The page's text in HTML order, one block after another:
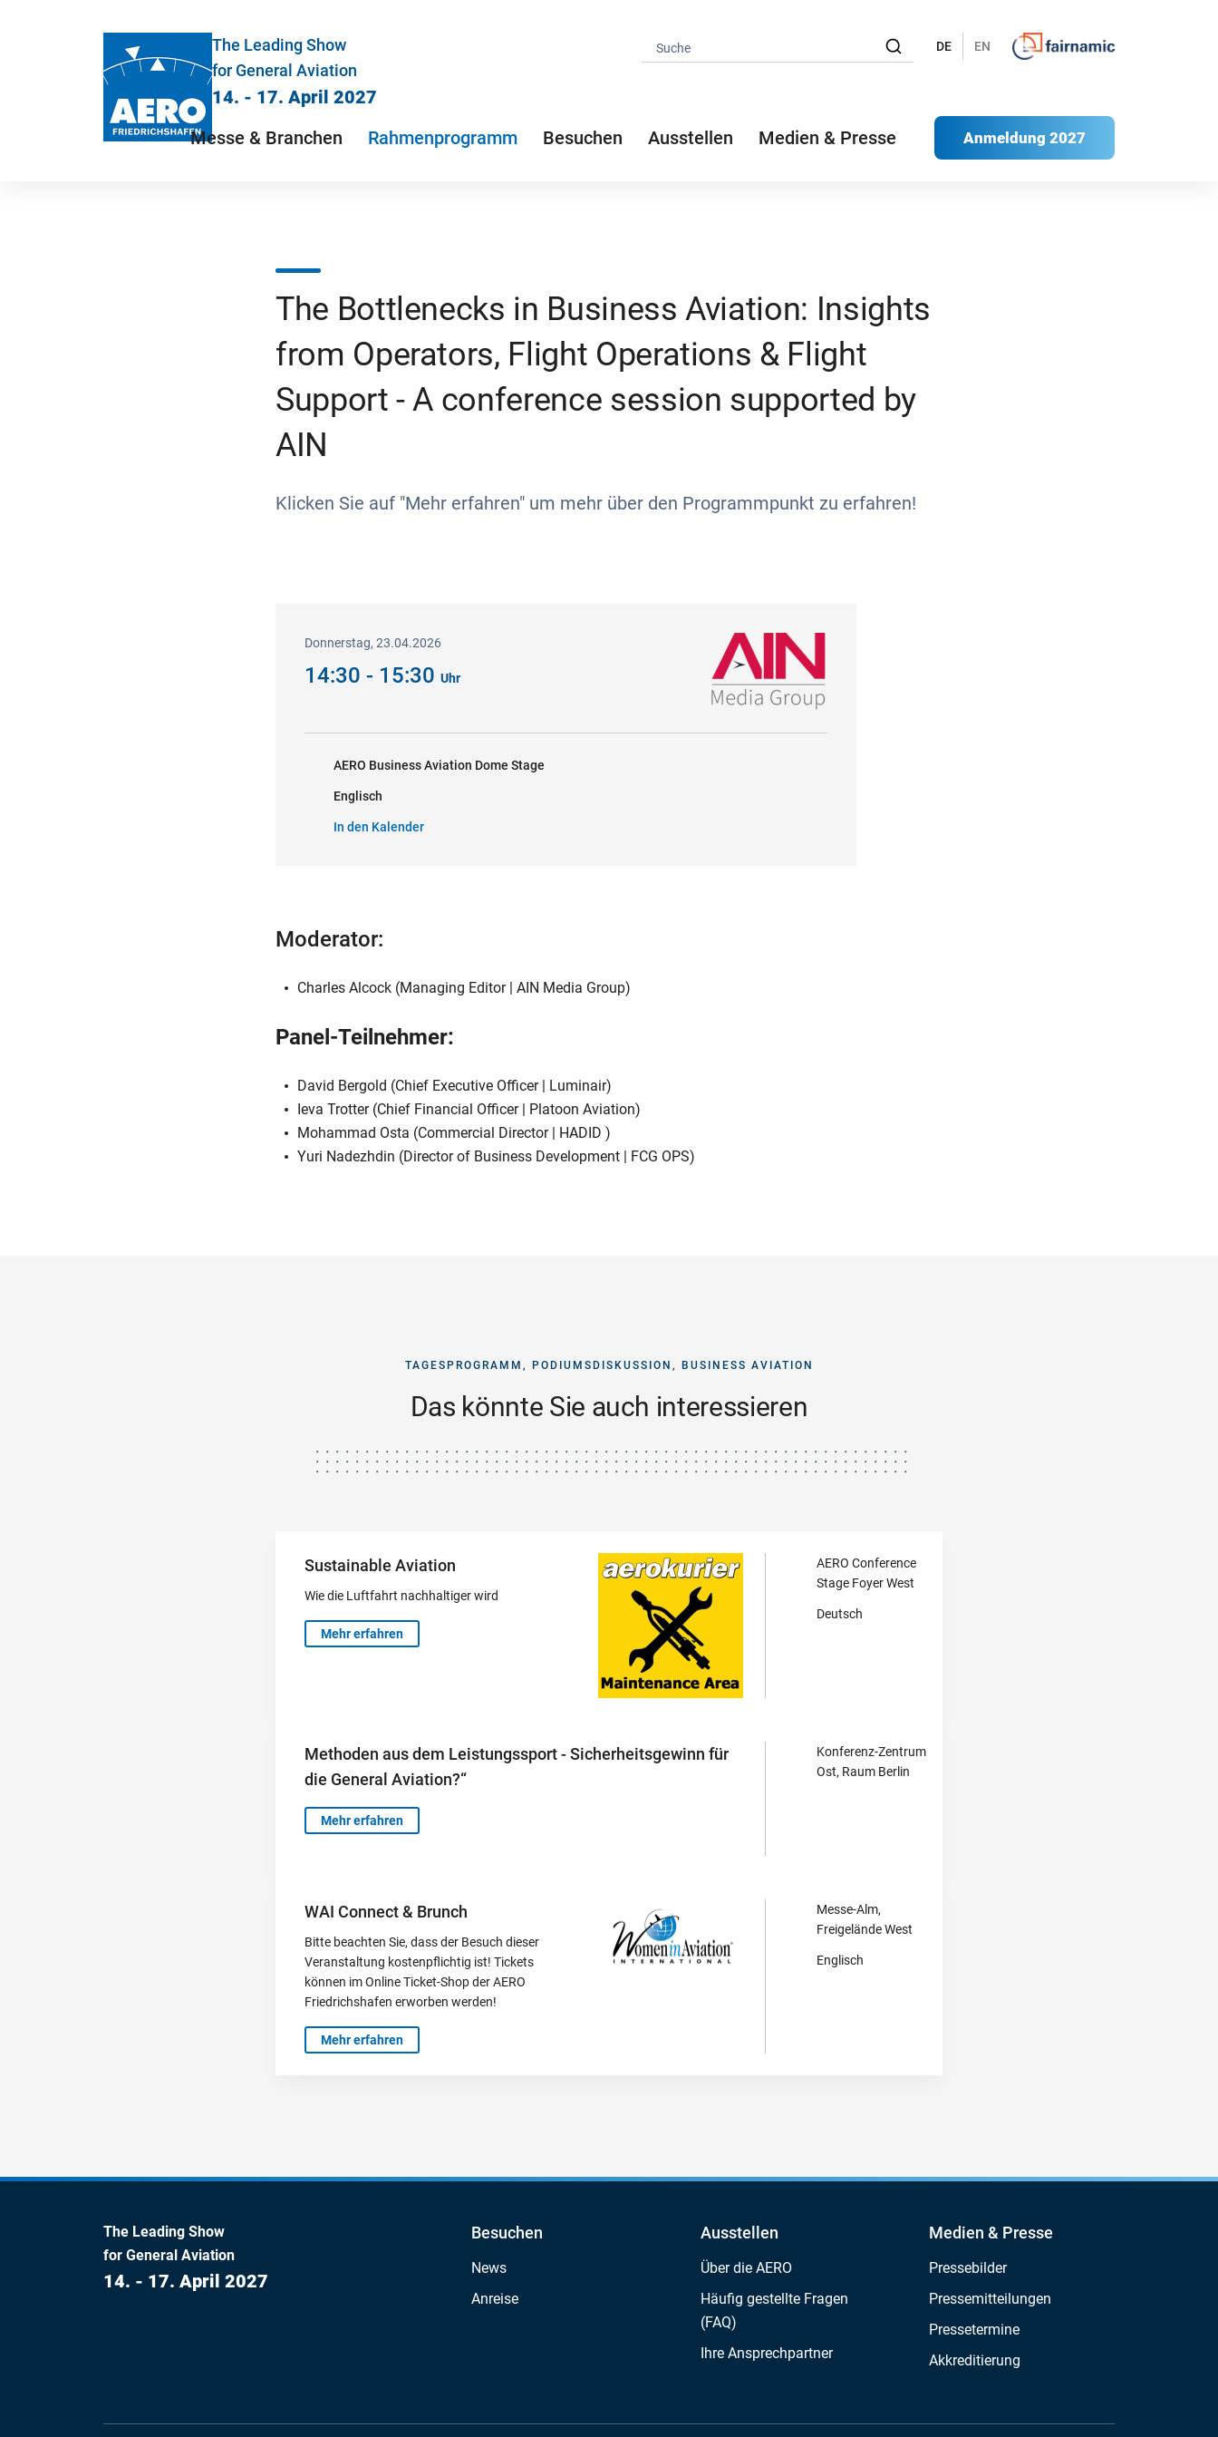
The Leading Show
for General Aviation
14. - 17. April 2027
DE EN
Messe & Branchen Rahmenprogramm Besuchen Ausstellen Medien & Presse Anmeldung 2027
The Bottlenecks in Business Aviation: Insights
from Operators, Flight Operations & Flight
Support - A conference session supported by
AIN
Klicken Sie auf "Mehr erfahren" um mehr über den Programmpunkt zu erfahren!
Donnerstag, 23.04.2026
14:30 - 15:30 Uhr
AERO Business Aviation Dome Stage
Englisch
In den Kalender
Moderator:
Charles Alcock (Managing Editor | AIN Media Group)
Panel-Teilnehmer:
David Bergold (Chief Executive Officer | Luminair)
Ieva Trotter (Chief Financial Officer | Platoon Aviation)
Mohammad Osta (Commercial Director | HADID )
Yuri Nadezhdin (Director of Business Development | FCG OPS)
TAGESPROGRAMM, PODIUMSDISKUSSION, BUSINESS AVIATION
Das könnte Sie auch interessieren
Sustainable Aviation
Wie die Luftfahrt nachhaltiger wird
Mehr erfahren
AERO Conference
Stage Foyer West
Deutsch
Methoden aus dem Leistungssport - Sicherheitsgewinn für
die General Aviation?“
Mehr erfahren
Konferenz-Zentrum
Ost, Raum Berlin
WAI Connect & Brunch
Bitte beachten Sie, dass der Besuch dieser
Veranstaltung kostenpflichtig ist! Tickets
können im Online Ticket-Shop der AERO
Friedrichshafen erworben werden!
Mehr erfahren
Messe-Alm,
Freigelände West
Englisch
The Leading Show
for General Aviation
14. - 17. April 2027
Besuchen
News
Anreise
Ausstellen
Über die AERO
Häufig gestellte Fragen
(FAQ)
Ihre Ansprechpartner
Medien & Presse
Pressebilder
Pressemitteilungen
Pressetermine
Akkreditierung